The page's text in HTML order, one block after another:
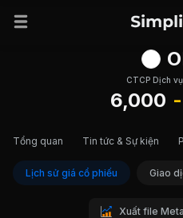
CTCP Dịch
6,000 -
Tổng quan Tin tức & Sự kiện
Lịch sử giá cổ phiếu Giao
Xuất file